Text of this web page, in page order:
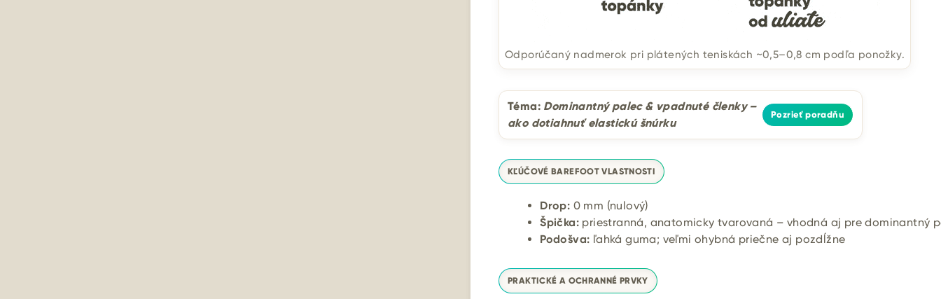
Odporúčaný nadmerok pri plátených teniskách ~0,5–0,8 cm podľa ponožky.
Téma: Dominantný palec & vpadnuté členky –
ako dotiahnuť elastickú šnúrku
Pozrieť poradňu
KĽÚČOVÉ BAREFOOT VLASTNOSTI
Drop: 0 mm (nulový)
Špička: priestranná, anatomicky tvarovaná – vhodná aj pre dominantný
Podošva: ľahká guma; veľmi ohybná priečne aj pozdĺžne
PRAKTICKÉ A OCHRANNÉ PRVKY